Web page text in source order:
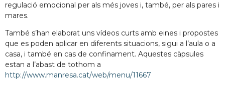
regulació emocional per als més joves i, també, per als pares i
mares.
També s’han elaborat uns vídeos curts amb eines i propostes
que es poden aplicar en diferents situacions, sigui a l’aula o a
casa, i també en cas de confinament. Aquestes càpsules
estan a l’abast de tothom a
http://www.manresa.cat/web/menu/11667